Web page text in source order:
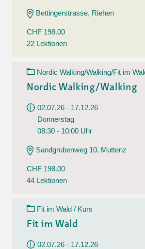
Bettingerstrasse, Riehen
CHF 198.00
22 Lektionen
Nordic Walking/Walking/Fit im
Nordic Walking/Walking
02.07.26 - 17.12.26
Donnerstag
08:30 - 10:00 Uhr
Sandgrubenweg 10, Muttenz
CHF 198.00
44 Lektionen
Fit im Wald / Kurs
Fit im Wald
02.07.26 - 17.12.26